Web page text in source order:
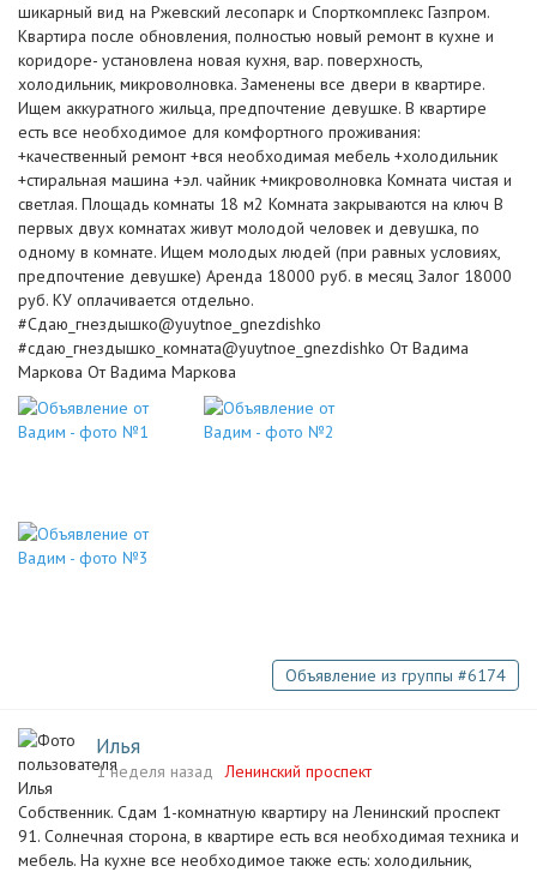
шикарный вид на Ржевский лесопарк и Спорткомплекс Газпром.
Квартира после обновления, полностью новый ремонт в кухне и
коридоре- установлена новая кухня, вар. поверхность,
холодильник, микроволновка. Заменены все двери в квартире.
Ищем аккуратного жильца, предпочтение девушке. В квартире
есть все необходимое для комфортного проживания:
+качественный ремонт +вся необходимая мебель +холодильник
+стиральная машина +эл. чайник +микроволновка Комната чистая и
светлая. Площадь комнаты 18 м2 Комната закрываются на ключ В
первых двух комнатах живут молодой человек и девушка, по
одному в комнате. Ищем молодых людей (при равных условиях,
предпочтение девушке) Аренда 18000 руб. в месяц Залог 18000
руб. КУ оплачивается отдельно.
#Сдаю_гнездышко@yuytnoe_gnezdishko
#сдаю_гнездышко_комната@yuytnoe_gnezdishko От Вадима
Маркова От Вадима Маркова
Объявление из группы #6174
Илья
1 неделя назад
Ленинский проспект
Собственник. Сдам 1-комнатную кваpтиру на Ленинский проспект
91. Солнечная сторона, в квартире есть вся необходимая техника и
мебель. На кухне все необходимое также есть: холодильник,